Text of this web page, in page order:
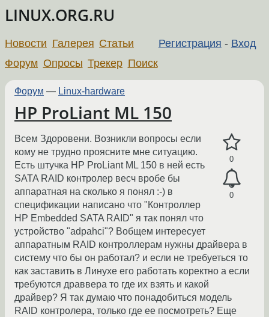
LINUX.ORG.RU
Регистрация - Вход
Новости Галерея Статьи
Форум Опросы Трекер Поиск
Форум — Linux-hardware
HP ProLiant ML 150
0
0
Всем Здоровени. Возникли вопросы если
кому не трудно проясните мне ситуацию.
Есть штучка HP ProLiant ML 150 в ней есть
SATA RAID контролер весч вробе бы
аппаратная на сколько я понял :-) в
спецификации написано что "Контроллер
HP Embedded SATA RAID" я так понял что
устройство "adpahci"? Вобщем интересует
аппаратным RAID контроллерам нужны драйвера в
систему что бы он работал? и если не требуеться то
как заставить в Линухе его работать коректно а если
требуются драввера то где их взять и какой
драйвер? Я так думаю что понадобиться модель
RAID контролера, только где ее посмотреть? Еще